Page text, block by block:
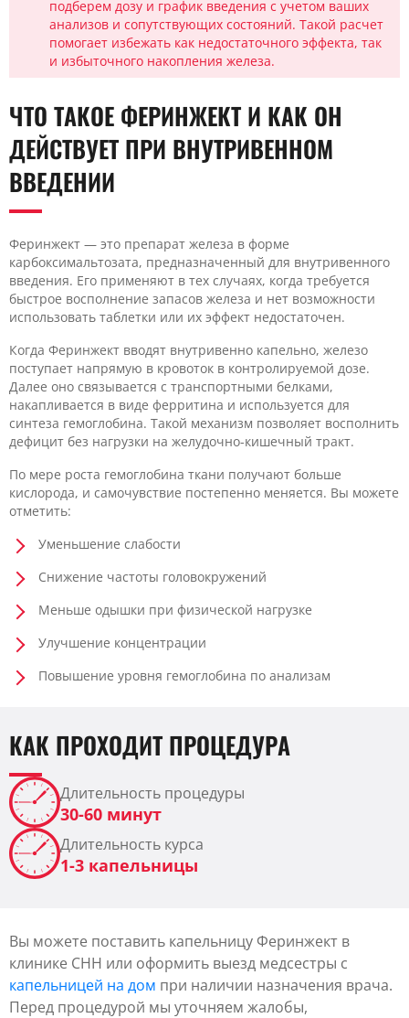
подберем дозу и график введения с учетом ваших
анализов и сопутствующих состояний. Такой расчет
помогает избежать как недостаточного эффекта, так
и избыточного накопления железа.
ЧТО ТАКОЕ ФЕРИНЖЕКТ И КАК ОН
ДЕЙСТВУЕТ ПРИ ВНУТРИВЕННОМ
ВВЕДЕНИИ
Феринжект — это препарат железа в форме
карбоксимальтозата, предназначенный для внутривенного
введения. Его применяют в тех случаях, когда требуется
быстрое восполнение запасов железа и нет возможности
использовать таблетки или их эффект недостаточен.
Когда Феринжект вводят внутривенно капельно, железо
поступает напрямую в кровоток в контролируемой дозе.
Далее оно связывается с транспортными белками,
накапливается в виде ферритина и используется для
синтеза гемоглобина. Такой механизм позволяет восполнить
дефицит без нагрузки на желудочно-кишечный тракт.
По мере роста гемоглобина ткани получают больше
кислорода, и самочувствие постепенно меняется. Вы можете
отметить:
Уменьшение слабости
Снижение частоты головокружений
Меньше одышки при физической нагрузке
Улучшение концентрации
Повышение уровня гемоглобина по анализам
КАК ПРОХОДИТ ПРОЦЕДУРА
Длительность процедуры
30-60 минут
Длительность курса
1-3 капельницы
Вы можете поставить капельницу Феринжект в
клинике CHH или оформить выезд медсестры с
капельницей на дом при наличии назначения врача.
Перед процедурой мы уточняем жалобы,